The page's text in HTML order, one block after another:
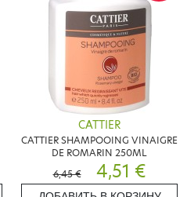
CATTIER
CATTIER SHAMPOOING VINAIGRE
DE ROMARIN 250ML
6,45 €
4,51 €